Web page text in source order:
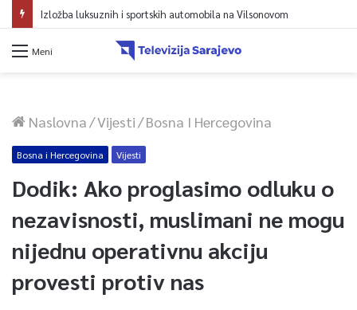
Izložba luksuznih i sportskih automobila na Vilsonovom
Meni
Naslovna/Vijesti/Bosna I Hercegovina
Bosna i Hercegovina Vijesti
Dodik: Ako proglasimo odluku o
nezavisnosti, muslimani ne mogu
nijednu operativnu akciju
provesti protiv nas